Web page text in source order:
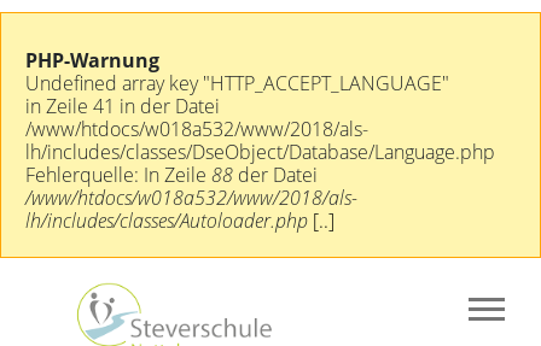
PHP-Warnung
Undefined array key "HTTP_ACCEPT_LANGUAGE"
in Zeile 41 in der Datei
/www/htdocs/w018a532/www/2018/als-
lh/includes/classes/DseObject/Database/Language.php
Fehlerquelle: In Zeile 88 der Datei
/www/htdocs/w018a532/www/2018/als-
lh/includes/classes/Autoloader.php [..]